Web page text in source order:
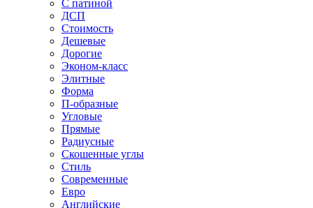
С патиной
ДСП
Стоимость
Дешевые
Дорогие
Эконом-класс
Элитные
Форма
П-образные
Угловые
Прямые
Радиусные
Скошенные углы
Стиль
Современные
Евро
Английские